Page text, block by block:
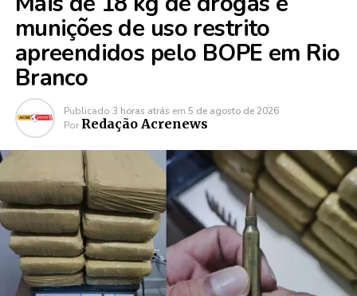
munições de uso restrito
apreendidos pelo BOPE em Rio
Branco
Publicado 3 horas atrás em 5 de agosto de 2026
Por Redação Acrenews